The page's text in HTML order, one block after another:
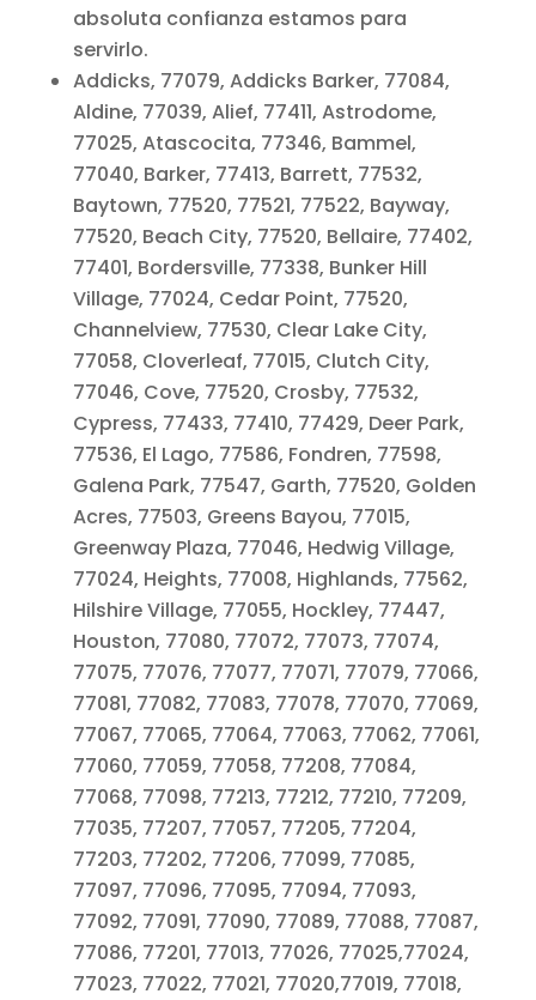
absoluta confianza estamos para
servirlo.
Addicks, 77079, Addicks Barker, 77084,
Aldine, 77039, Alief, 77411, Astrodome,
77025, Atascocita, 77346, Bammel,
77040, Barker, 77413, Barrett, 77532,
Baytown, 77520, 77521, 77522, Bayway,
77520, Beach City, 77520, Bellaire, 77402,
77401, Bordersville, 77338, Bunker Hill
Village, 77024, Cedar Point, 77520,
Channelview, 77530, Clear Lake City,
77058, Cloverleaf, 77015, Clutch City,
77046, Cove, 77520, Crosby, 77532,
Cypress, 77433, 77410, 77429, Deer Park,
77536, El Lago, 77586, Fondren, 77598,
Galena Park, 77547, Garth, 77520, Golden
Acres, 77503, Greens Bayou, 77015,
Greenway Plaza, 77046, Hedwig Village,
77024, Heights, 77008, Highlands, 77562,
Hilshire Village, 77055, Hockley, 77447,
Houston, 77080, 77072, 77073, 77074,
77075, 77076, 77077, 77071, 77079, 77066,
77081, 77082, 77083, 77078, 77070, 77069,
77067, 77065, 77064, 77063, 77062, 77061,
77060, 77059, 77058, 77208, 77084,
77068, 77098, 77213, 77212, 77210, 77209,
77035, 77207, 77057, 77205, 77204,
77203, 77202, 77206, 77099, 77085,
77097, 77096, 77095, 77094, 77093,
77092, 77091, 77090, 77089, 77088, 77087,
77086, 77201, 77013, 77026, 77025,77024,
77023, 77022, 77021, 77020,77019, 77018,